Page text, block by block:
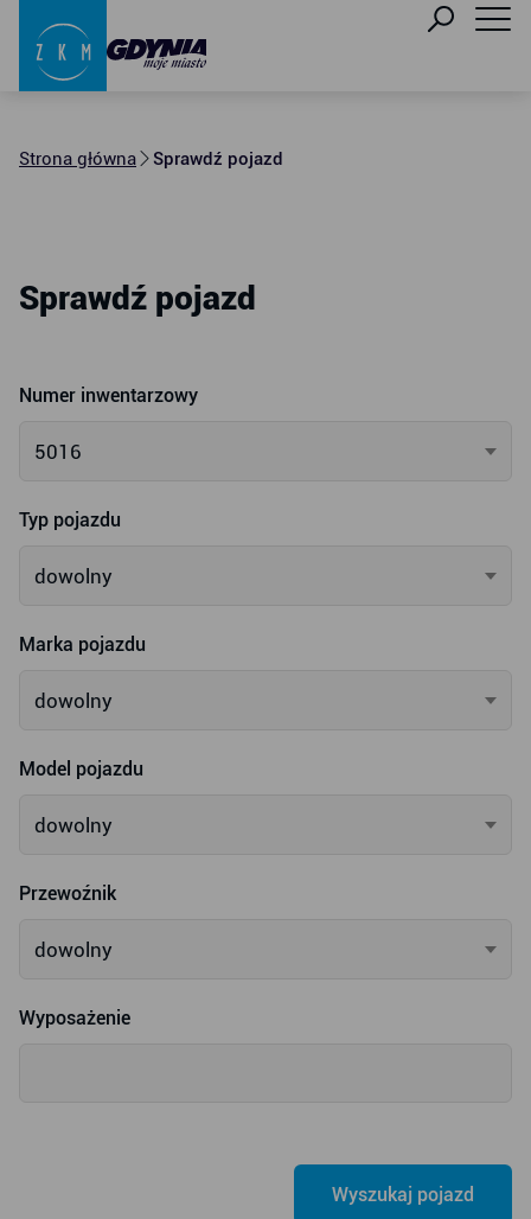
Strona główna Sprawdź pojazd
Sprawdź pojazd
Numer inwentarzowy
5016
Typ pojazdu
dowolny
Marka pojazdu
dowolny
Model pojazdu
dowolny
Przewoźnik
dowolny
Wyposażenie